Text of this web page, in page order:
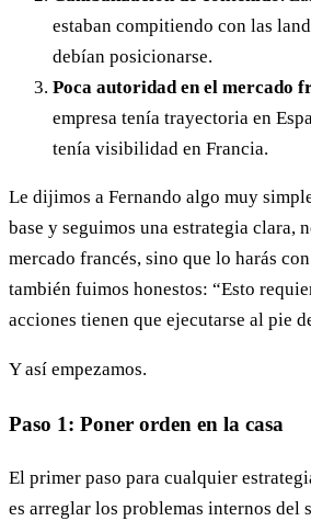
estaban compitiendo con las
debían posicionarse.
Poca autoridad en el mercado
empresa tenía trayectoria en
tenía visibilidad en Francia.
Le dijimos a Fernando algo muy
base y seguimos una estrategia clara,
mercado francés, sino que lo harás
también fuimos honestos: “Esto
acciones tienen que ejecutarse al pie
Y así empezamos.
Paso 1: Poner orden en la casa
El primer paso para cualquier
es arreglar los problemas internos del